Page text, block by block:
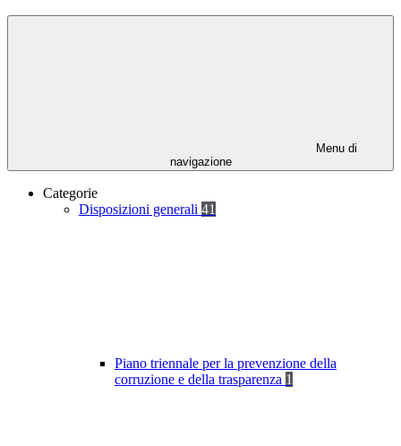
Menu di
navigazione
Categorie
Disposizioni generali 41
Piano triennale per la prevenzione della
corruzione e della trasparenza 1